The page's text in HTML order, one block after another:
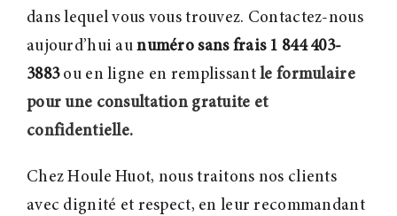
dans lequel vous vous trouvez. Contactez-nous
aujourd’hui aunuméro sans frais 1 844 403-
3883ou en ligne en remplissantle formulaire
pour une consultation gratuite et
confidentielle.
Chez Houle Huot, nous traitons nos clients
avec dignité et respect, en leur recommandant